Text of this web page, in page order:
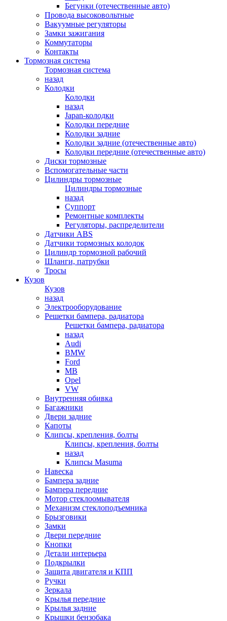
Бегунки (отечественные авто)
Провода высоковольтные
Вакуумные регуляторы
Замки зажигания
Коммутаторы
Контакты
Тормозная система
Тормозная система
назад
Колодки
Колодки
назад
Japan-колодки
Колодки передние
Колодки задние
Колодки задние (отечественные авто)
Колодки передние (отечественные авто)
Диски тормозные
Вспомогательные части
Цилиндры тормозные
Цилиндры тормозные
назад
Суппорт
Ремонтные комплекты
Регуляторы, распределители
Датчики ABS
Датчики тормозных колодок
Цилиндр тормозной рабочий
Шланги, патрубки
Тросы
Кузов
Кузов
назад
Электрооборудование
Решетки бампера, радиатора
Решетки бампера, радиатора
назад
Audi
BMW
Ford
MB
Opel
VW
Внутренняя обивка
Багажники
Двери задние
Капоты
Клипсы, крепления, болты
Клипсы, крепления, болты
назад
Клипсы Masuma
Навеска
Бампера задние
Бампера передние
Мотор стеклоомывателя
Механизм стеклоподъемника
Брызговики
Замки
Двери передние
Кнопки
Детали интерьера
Подкрылки
Защита двигателя и КПП
Ручки
Зеркала
Крылья передние
Крылья задние
Крышки бензобака